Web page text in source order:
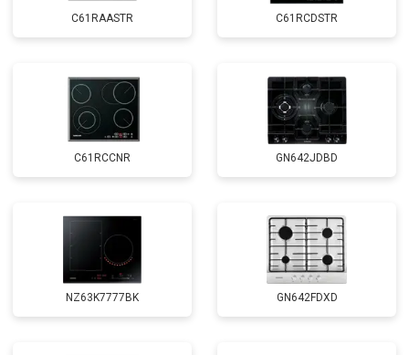
C61RAASTR C61RCDSTR
C61RCCNR GN642JDBD
NZ63K7777BK GN642FDXD